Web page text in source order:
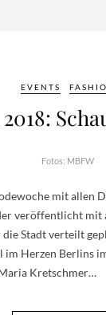
EVENTS
Fotos: MBFW
mit allen
veröffentlicht
Stadt verteilt
im Herzen
Kretschmer…